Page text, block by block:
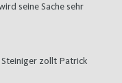
seine Sache sehr
zollt Patrick